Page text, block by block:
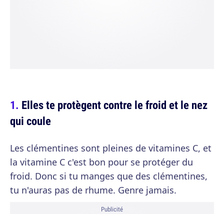
Elles te protègent contre le froid et le nez
qui coule
Les clémentines sont pleines de vitamines C, et
la vitamine C c'est bon pour se protéger du
froid. Donc si tu manges que des clémentines,
tu n'auras pas de rhume. Genre jamais.
Publicité